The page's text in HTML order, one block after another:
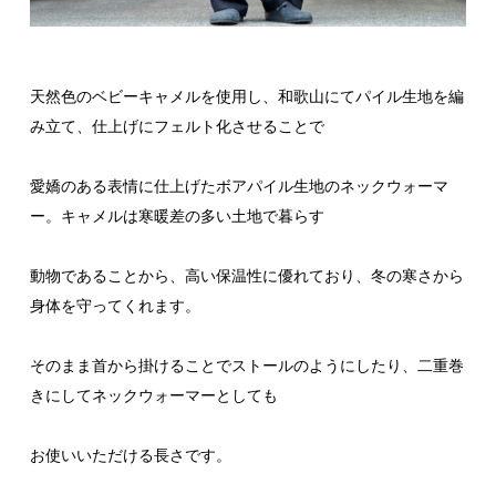
天然色のベビーキャメルを使用し、和歌山にてパイル生地を編
み立て、仕上げにフェルト化させることで
愛嬌のある表情に仕上げたボアパイル生地のネックウォーマ
ー。キャメルは寒暖差の多い土地で暮らす
動物であることから、高い保温性に優れており、冬の寒さから
身体を守ってくれます。
そのまま首から掛けることでストールのようにしたり、二重巻
きにしてネックウォーマーとしても
お使いいただける長さです。